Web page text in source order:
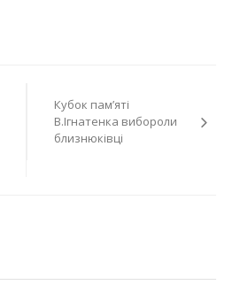
Кубок пам’яті
В.Ігнатенка вибороли
близнюківці